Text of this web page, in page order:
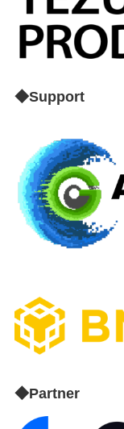
◆Support
◆Partner